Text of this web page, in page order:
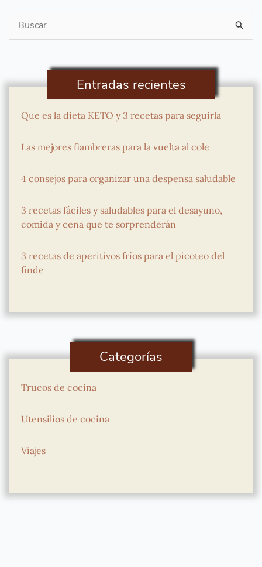
Buscar
por:
Entradas recientes
Que es la dieta KETO y 3 recetas para seguirla
Las mejores fiambreras para la vuelta al cole
4 consejos para organizar una despensa saludable
3 recetas fáciles y saludables para el desayuno,
comida y cena que te sorprenderán
3 recetas de aperitivos fríos para el picoteo del
finde
Categorías
Trucos de cocina
Utensilios de cocina
Viajes